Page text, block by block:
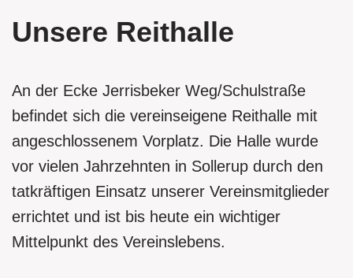
Unsere Reithalle
An der Ecke Jerrisbeker Weg/Schulstraße
befindet sich die vereinseigene Reithalle mit
angeschlossenem Vorplatz. Die Halle wurde
vor vielen Jahrzehnten in Sollerup durch den
tatkräftigen Einsatz unserer Vereinsmitglieder
errichtet und ist bis heute ein wichtiger
Mittelpunkt des Vereinslebens.